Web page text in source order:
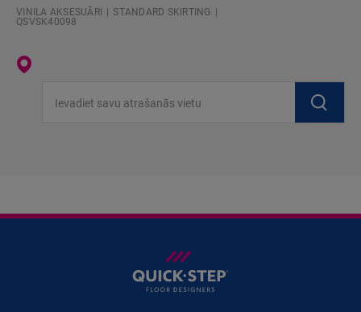
VINILA AKSESUĀRI
STANDARD SKIRTING
QSVSK40098